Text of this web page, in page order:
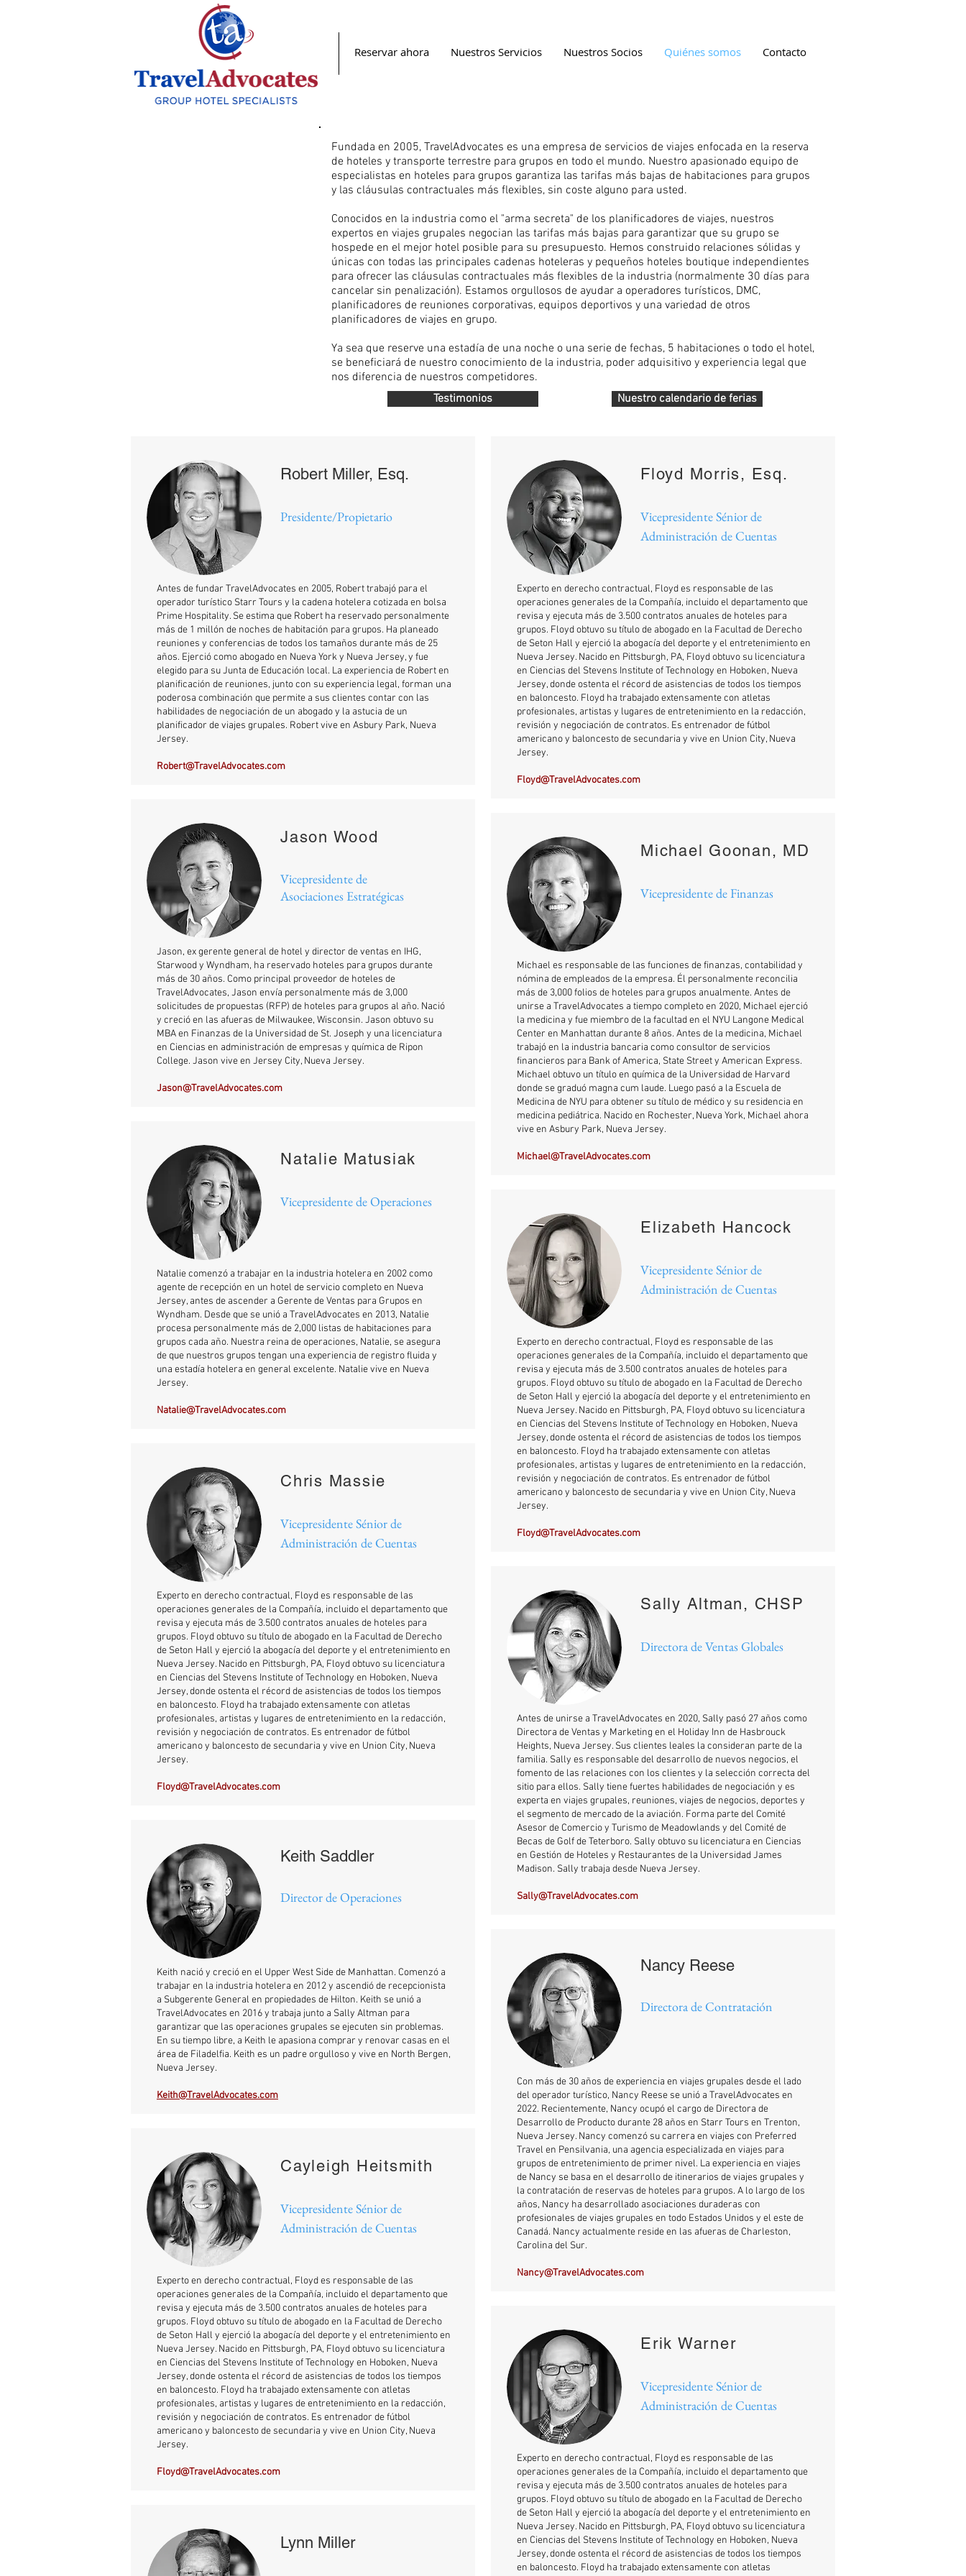
Reservar ahora Nuestros Servicios Nuestros Socios Quiénes somos Contacto
Fundada en 2005, TravelAdvocates es una empresa de servicios de viajes enfocada en la reserva
de hoteles y transporte terrestre para grupos en todo el mundo. Nuestro apasionado equipo de
especialistas en hoteles para grupos garantiza las tarifas más bajas de habitaciones para grupos
y las cláusulas contractuales más flexibles, sin coste alguno para usted.
Conocidos en la industria como el "arma secreta" de los planificadores de viajes, nuestros
expertos en viajes grupales negocian las tarifas más bajas para garantizar que su grupo se
hospede en el mejor hotel posible para su presupuesto. Hemos construido relaciones sólidas y
únicas con todas las principales cadenas hoteleras y pequeños hoteles boutique independientes
para ofrecer las cláusulas contractuales más flexibles de la industria (normalmente 30 días para
cancelar sin penalización). Estamos orgullosos de ayudar a operadores turísticos, DMC,
planificadores de reuniones corporativas, equipos deportivos y una variedad de otros
planificadores de viajes en grupo.
Ya sea que reserve una estadía de una noche o una serie de fechas, 5 habitaciones o todo el hotel,
se beneficiará de nuestro conocimiento de la industria, poder adquisitivo y experiencia legal que
nos diferencia de nuestros competidores.
Testimonios
Nuestro calendario de ferias
Robert Miller, Esq.
Presidente/Propietario
Antes de fundar TravelAdvocates en 2005, Robert trabajó para el
operador turístico Starr Tours y la cadena hotelera cotizada en bolsa
Prime Hospitality. Se estima que Robert ha reservado personalmente
más de 1 millón de noches de habitación para grupos. Ha planeado
reuniones y conferencias de todos los tamaños durante más de 25
años. Ejerció como abogado en Nueva York y Nueva Jersey, y fue
elegido para su Junta de Educación local. La experiencia de Robert en
planificación de reuniones, junto con su experiencia legal, forman una
poderosa combinación que permite a sus clientes contar con las
habilidades de negociación de un abogado y la astucia de un
planificador de viajes grupales. Robert vive en Asbury Park, Nueva
Jersey.
Robert@TravelAdvocates.com
Jason Wood
Vicepresidente de
Asociaciones Estratégicas
Jason, ex gerente general de hotel y director de ventas en IHG,
Starwood y Wyndham, ha reservado hoteles para grupos durante
más de 30 años. Como principal proveedor de hoteles de
TravelAdvocates, Jason envía personalmente más de 3,000
solicitudes de propuestas (RFP) de hoteles para grupos al año. Nació
y creció en las afueras de Milwaukee, Wisconsin. Jason obtuvo su
MBA en Finanzas de la Universidad de St. Joseph y una licenciatura
en Ciencias en administración de empresas y química de Ripon
College. Jason vive en Jersey City, Nueva Jersey.
Jason@TravelAdvocates.com
Natalie Matusiak
Vicepresidente de Operaciones
Natalie comenzó a trabajar en la industria hotelera en 2002 como
agente de recepción en un hotel de servicio completo en Nueva
Jersey, antes de ascender a Gerente de Ventas para Grupos en
Wyndham. Desde que se unió a TravelAdvocates en 2013, Natalie
procesa personalmente más de 2,000 listas de habitaciones para
grupos cada año. Nuestra reina de operaciones, Natalie, se asegura
de que nuestros grupos tengan una experiencia de registro fluida y
una estadía hotelera en general excelente. Natalie vive en Nueva
Jersey.
Natalie@TravelAdvocates.com
Chris Massie
Vicepresidente Sénior de
Administración de Cuentas
Experto en derecho contractual, Floyd es responsable de las
operaciones generales de la Compañía, incluido el departamento que
revisa y ejecuta más de 3.500 contratos anuales de hoteles para
grupos. Floyd obtuvo su título de abogado en la Facultad de Derecho
de Seton Hall y ejerció la abogacía del deporte y el entretenimiento en
Nueva Jersey. Nacido en Pittsburgh, PA, Floyd obtuvo su licenciatura
en Ciencias del Stevens Institute of Technology en Hoboken, Nueva
Jersey, donde ostenta el récord de asistencias de todos los tiempos
en baloncesto. Floyd ha trabajado extensamente con atletas
profesionales, artistas y lugares de entretenimiento en la redacción,
revisión y negociación de contratos. Es entrenador de fútbol
americano y baloncesto de secundaria y vive en Union City, Nueva
Jersey.
Floyd@TravelAdvocates.com
Keith Saddler
Director de Operaciones
Keith nació y creció en el Upper West Side de Manhattan. Comenzó a
trabajar en la industria hotelera en 2012 y ascendió de recepcionista
a Subgerente General en propiedades de Hilton. Keith se unió a
TravelAdvocates en 2016 y trabaja junto a Sally Altman para
garantizar que las operaciones grupales se ejecuten sin problemas.
En su tiempo libre, a Keith le apasiona comprar y renovar casas en el
área de Filadelfia. Keith es un padre orgulloso y vive en North Bergen,
Nueva Jersey.
Keith@TravelAdvocates.com
Cayleigh Heitsmith
Vicepresidente Sénior de
Administración de Cuentas
Experto en derecho contractual, Floyd es responsable de las
operaciones generales de la Compañía, incluido el departamento que
revisa y ejecuta más de 3.500 contratos anuales de hoteles para
grupos. Floyd obtuvo su título de abogado en la Facultad de Derecho
de Seton Hall y ejerció la abogacía del deporte y el entretenimiento en
Nueva Jersey. Nacido en Pittsburgh, PA, Floyd obtuvo su licenciatura
en Ciencias del Stevens Institute of Technology en Hoboken, Nueva
Jersey, donde ostenta el récord de asistencias de todos los tiempos
en baloncesto. Floyd ha trabajado extensamente con atletas
profesionales, artistas y lugares de entretenimiento en la redacción,
revisión y negociación de contratos. Es entrenador de fútbol
americano y baloncesto de secundaria y vive en Union City, Nueva
Jersey.
Floyd@TravelAdvocates.com
Lynn Miller
Floyd Morris, Esq.
Vicepresidente Sénior de
Administración de Cuentas
Experto en derecho contractual, Floyd es responsable de las
operaciones generales de la Compañía, incluido el departamento que
revisa y ejecuta más de 3.500 contratos anuales de hoteles para
grupos. Floyd obtuvo su título de abogado en la Facultad de Derecho
de Seton Hall y ejerció la abogacía del deporte y el entretenimiento en
Nueva Jersey. Nacido en Pittsburgh, PA, Floyd obtuvo su licenciatura
en Ciencias del Stevens Institute of Technology en Hoboken, Nueva
Jersey, donde ostenta el récord de asistencias de todos los tiempos
en baloncesto. Floyd ha trabajado extensamente con atletas
profesionales, artistas y lugares de entretenimiento en la redacción,
revisión y negociación de contratos. Es entrenador de fútbol
americano y baloncesto de secundaria y vive en Union City, Nueva
Jersey.
Floyd@TravelAdvocates.com
Michael Goonan, MD
Vicepresidente de Finanzas
Michael es responsable de las funciones de finanzas, contabilidad y
nómina de empleados de la empresa. Él personalmente reconcilia
más de 3,000 folios de hoteles para grupos anualmente. Antes de
unirse a TravelAdvocates a tiempo completo en 2020, Michael ejerció
la medicina y fue miembro de la facultad en el NYU Langone Medical
Center en Manhattan durante 8 años. Antes de la medicina, Michael
trabajó en la industria bancaria como consultor de servicios
financieros para Bank of America, State Street y American Express.
Michael obtuvo un título en química de la Universidad de Harvard
donde se graduó magna cum laude. Luego pasó a la Escuela de
Medicina de NYU para obtener su título de médico y su residencia en
medicina pediátrica. Nacido en Rochester, Nueva York, Michael ahora
vive en Asbury Park, Nueva Jersey.
Michael@TravelAdvocates.com
Elizabeth Hancock
Vicepresidente Sénior de
Administración de Cuentas
Experto en derecho contractual, Floyd es responsable de las
operaciones generales de la Compañía, incluido el departamento que
revisa y ejecuta más de 3.500 contratos anuales de hoteles para
grupos. Floyd obtuvo su título de abogado en la Facultad de Derecho
de Seton Hall y ejerció la abogacía del deporte y el entretenimiento en
Nueva Jersey. Nacido en Pittsburgh, PA, Floyd obtuvo su licenciatura
en Ciencias del Stevens Institute of Technology en Hoboken, Nueva
Jersey, donde ostenta el récord de asistencias de todos los tiempos
en baloncesto. Floyd ha trabajado extensamente con atletas
profesionales, artistas y lugares de entretenimiento en la redacción,
revisión y negociación de contratos. Es entrenador de fútbol
americano y baloncesto de secundaria y vive en Union City, Nueva
Jersey.
Floyd@TravelAdvocates.com
Sally Altman, CHSP
Directora de Ventas Globales
Antes de unirse a TravelAdvocates en 2020, Sally pasó 27 años como
Directora de Ventas y Marketing en el Holiday Inn de Hasbrouck
Heights, Nueva Jersey. Sus clientes leales la consideran parte de la
familia. Sally es responsable del desarrollo de nuevos negocios, el
fomento de las relaciones con los clientes y la selección correcta del
sitio para ellos. Sally tiene fuertes habilidades de negociación y es
experta en viajes grupales, reuniones, viajes de negocios, deportes y
el segmento de mercado de la aviación. Forma parte del Comité
Asesor de Comercio y Turismo de Meadowlands y del Comité de
Becas de Golf de Teterboro. Sally obtuvo su licenciatura en Ciencias
en Gestión de Hoteles y Restaurantes de la Universidad James
Madison. Sally trabaja desde Nueva Jersey.
Sally@TravelAdvocates.com
Nancy Reese
Directora de Contratación
Con más de 30 años de experiencia en viajes grupales desde el lado
del operador turístico, Nancy Reese se unió a TravelAdvocates en
2022. Recientemente, Nancy ocupó el cargo de Directora de
Desarrollo de Producto durante 28 años en Starr Tours en Trenton,
Nueva Jersey. Nancy comenzó su carrera en viajes con Preferred
Travel en Pensilvania, una agencia especializada en viajes para
grupos de entretenimiento de primer nivel. La experiencia en viajes
de Nancy se basa en el desarrollo de itinerarios de viajes grupales y
la contratación de reservas de hoteles para grupos. A lo largo de los
años, Nancy ha desarrollado asociaciones duraderas con
profesionales de viajes grupales en todo Estados Unidos y el este de
Canadá. Nancy actualmente reside en las afueras de Charleston,
Carolina del Sur.
Nancy@TravelAdvocates.com
Erik Warner
Vicepresidente Sénior de
Administración de Cuentas
Experto en derecho contractual, Floyd es responsable de las
operaciones generales de la Compañía, incluido el departamento que
revisa y ejecuta más de 3.500 contratos anuales de hoteles para
grupos. Floyd obtuvo su título de abogado en la Facultad de Derecho
de Seton Hall y ejerció la abogacía del deporte y el entretenimiento en
Nueva Jersey. Nacido en Pittsburgh, PA, Floyd obtuvo su licenciatura
en Ciencias del Stevens Institute of Technology en Hoboken, Nueva
Jersey, donde ostenta el récord de asistencias de todos los tiempos
en baloncesto. Floyd ha trabajado extensamente con atletas